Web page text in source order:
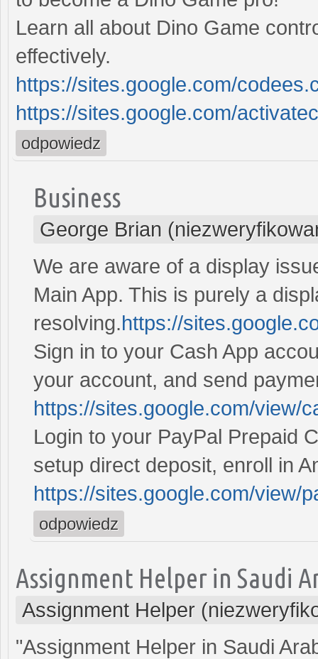
Learn all about Dino Game
effectively.
https://sites.google.com/
https://sites.google.com/
odpowiedz
Business
George Brian
We are aware of a display
Main App. This is purely a
resolving.https://
Sign in to your Cash App
your account, and send
https://sites.google.com/view/
Login to your PayPal Prepaid
setup direct deposit, enroll in
https://sites.google.com/view/
odpowiedz
Assignment Helper in Saudi
Assignment Helper
"Assignment Helper in Saudi